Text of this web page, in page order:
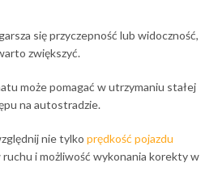
się przyczepność lub widoczność,
zwiększyć.
może pomagać w utrzymaniu stałej
na autostradzie.
nie tylko prędkość pojazdu
i możliwość wykonania korekty w